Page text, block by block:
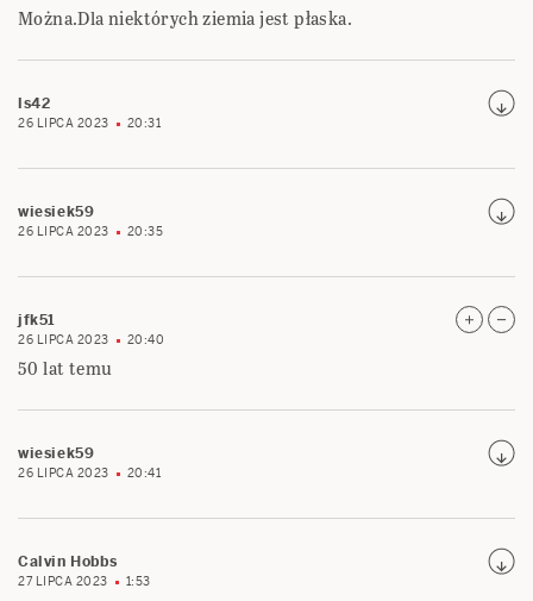
Można.Dla niektórych ziemia jest płaska.
ls42
26 LIPCA 2023 20:31
wiesiek59
26 LIPCA 2023 20:35
jfk51
26 LIPCA 2023 20:40
50 lat temu
wiesiek59
26 LIPCA 2023 20:41
Calvin Hobbs
27 LIPCA 2023 1:53